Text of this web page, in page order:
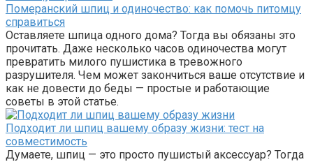
Померанский шпиц и одиночество: как помочь питомцу
справиться
Оставляете шпица одного дома? Тогда вы обязаны это
прочитать. Даже несколько часов одиночества могут
превратить милого пушистика в тревожного
разрушителя. Чем может закончиться ваше отсутствие и
как не довести до беды — простые и работающие
советы в этой статье.
Подходит ли шпиц вашему образу жизни: тест на
совместимость
Думаете, шпиц — это просто пушистый аксессуар? Тогда